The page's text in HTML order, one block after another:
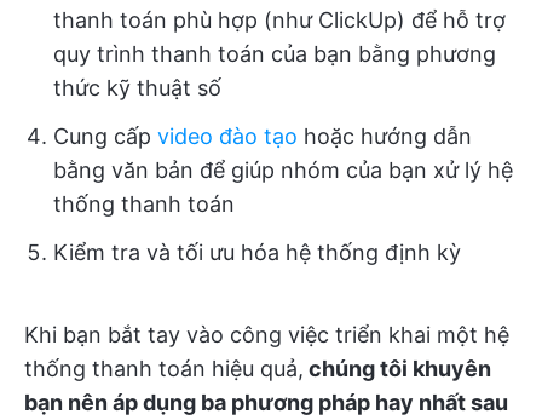
thanh toán phù hợp (như ClickUp) để hỗ trợ
quy trình thanh toán của bạn bằng phương
thức kỹ thuật số
Cung cấp video đào tạo hoặc hướng dẫn
bằng văn bản để giúp nhóm của bạn xử lý hệ
thống thanh toán
Kiểm tra và tối ưu hóa hệ thống định kỳ
Khi bạn bắt tay vào công việc triển khai một hệ
thống thanh toán hiệu quả, chúng tôi khuyên
bạn nên áp dụng ba phương pháp hay nhất sau